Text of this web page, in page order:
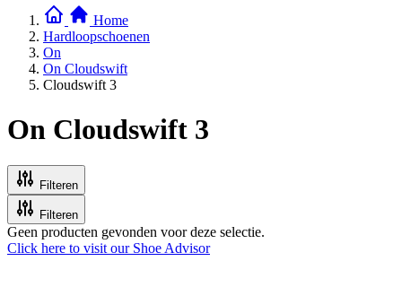
Home
Hardloopschoenen
On
On Cloudswift
Cloudswift 3
On Cloudswift 3
Filteren
Filteren
Geen producten gevonden voor deze selectie.
Click here to visit our Shoe Advisor